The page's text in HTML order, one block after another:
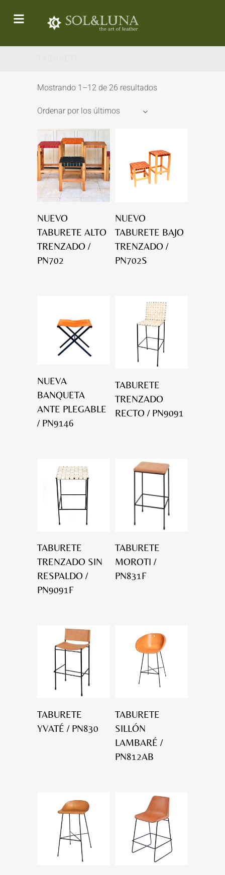
Mostrando 1–12 de 26 resultados
Ordenar por los últimos
NUEVO
TABURETE ALTO
TRENZADO /
PN702
NUEVO
TABURETE BAJO
TRENZADO /
PN702S
NUEVA
BANQUETA
ANTE PLEGABLE
/ PN9146
TABURETE
TRENZADO
RECTO / PN9091
TABURETE
TRENZADO SIN
RESPALDO /
PN9091F
TABURETE
MOROTI /
PN831F
TABURETE
YVATÉ / PN830
TABURETE
SILLÓN
LAMBARÉ /
PN812AB